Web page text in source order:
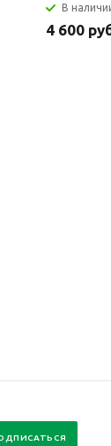
В
4 600